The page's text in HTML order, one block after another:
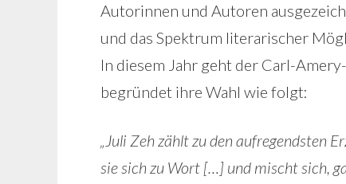
Autorinnen und Autoren
und das Spektrum literarischer
In diesem Jahr geht der Carl-
begründet ihre Wahl wie folgt:
„Juli Zeh zählt zu den aufregendsten
sie sich zu Wort […] und mischt sich,